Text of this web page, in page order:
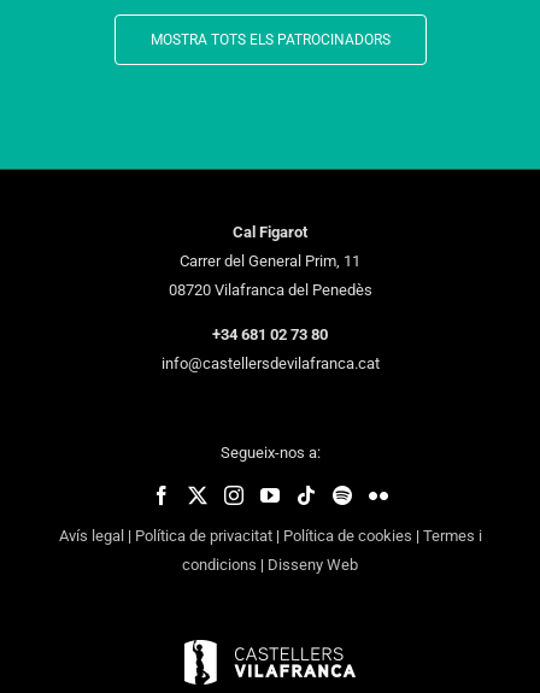
MOSTRA TOTS ELS PATROCINADORS
Cal Figarot
Carrer del General Prim, 11
08720 Vilafranca del Penedès
+34 681 02 73 80
info@castellersdevilafranca.cat
Segueix-nos a:
Avís legal| Política de privacitat| Política de cookies | Termes i
condicions | Disseny Web